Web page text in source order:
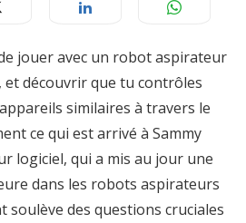
jouer avec un robot aspirateur
découvrir que tu contrôles
similaires à travers le
ce qui est arrivé à Sammy
logiciel, qui a mis au jour une
dans les robots aspirateurs
soulève des questions cruciales